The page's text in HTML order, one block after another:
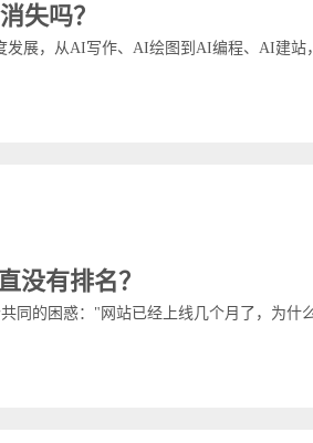
失吗？
发展，从AI写作、AI绘图到AI编程、AI建站
没有排名？
同的困惑："网站已经上线几个月了，为什